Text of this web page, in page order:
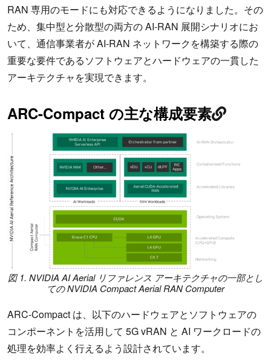
RAN 専用のモードにも対応できるようになりました。その
ため、集中型と分散型の両方の AI-RAN 展開シナリオにお
いて、通信事業者が AI-RAN ネットワークを構築する際の
重要な要件であるソフトウェアとハードウェアの一貫した
アーキテクチャを実現できます。
ARC-Compact の主な構成要素
図 1. NVIDIA AI Aerial リファレンス アーキテクチャの一部とし
ての NVIDIA Compact Aerial RAN Computer
ARC-Compact は、以下のハードウェアとソフトウェアの
コンポーネントを活用して 5G vRAN と AI ワークロードの
処理を効率よく行えるよう設計されています。